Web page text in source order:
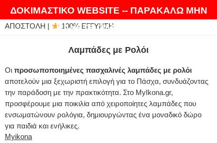
ΔΟΚΙΜΑΣΤΙΚΟ WEBSITE -- ΠΑΡΑΚΑΛΩ ΜΗΝ
ΚΑΝΕΤΕ ΠΑΡΑΓΓΕΛΙΕΣ
ΘΑ ΛΑΤΡΕΨΕΤΕ ΤΑ ΠΡΟΪΟΝΤΑ ΜΑΣ | EXPRESS
ΑΠΟΣΤΟΛΗ | 100% ΕΓΓΥΗΣΗ
Λαμπάδες με Ρολόι
Οι προσωποποιημένες πασχαλινές λαμπάδες με ρολόι
αποτελούν μια ξεχωριστή επιλογή για το Πάσχα, συνδυάζοντας
την παράδοση με την πρακτικότητα. Στο MyIkona.gr,
προσφέρουμε μια ποικιλία από χειροποίητες λαμπάδες που
ενσωματώνουν ρολόγια, δημιουργώντας ένα μοναδικό δώρο
για παιδιά και ενήλικες.
Myikona